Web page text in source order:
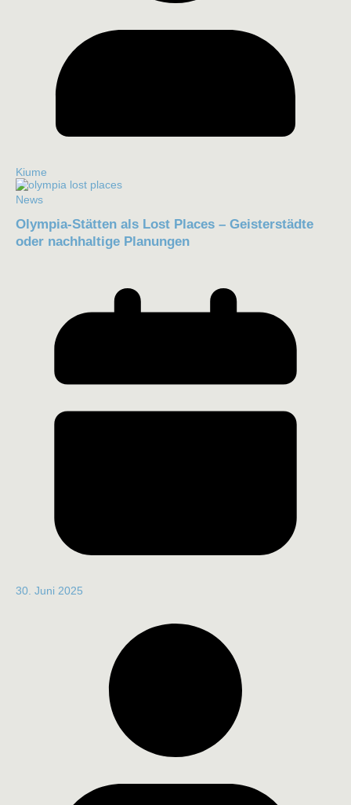
Kiume
News
Olympia-Stätten als Lost Places – Geisterstädte
oder nachhaltige Planungen
30. Juni 2025